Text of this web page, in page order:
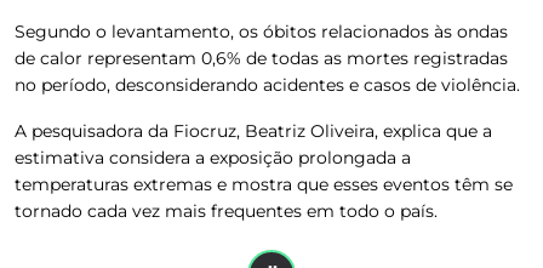
Segundo o levantamento, os óbitos relacionados às ondas
de calor representam 0,6% de todas as mortes registradas
no período, desconsiderando acidentes e casos de violência.
A pesquisadora da Fiocruz, Beatriz Oliveira, explica que a
estimativa considera a exposição prolongada a
temperaturas extremas e mostra que esses eventos têm se
tornado cada vez mais frequentes em todo o país.